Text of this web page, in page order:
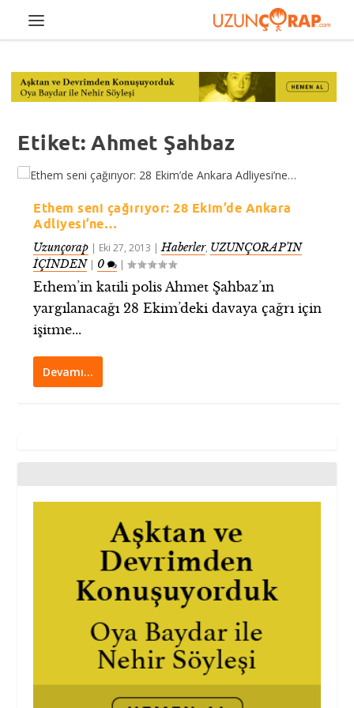
Etiket:Ahmet Şahbaz
Ethem seni çağırıyor: 28 Ekim’de Ankara
Adliyesi’ne…
Uzunçorap | Eki 27, 2013 |Haberler, UZUNÇORAP’IN
İÇİNDEN| 0 |
Ethem’in katili polis Ahmet Şahbaz’ın
yargılanacağı 28 Ekim’deki davaya çağrı için
işitme...
Devamı…